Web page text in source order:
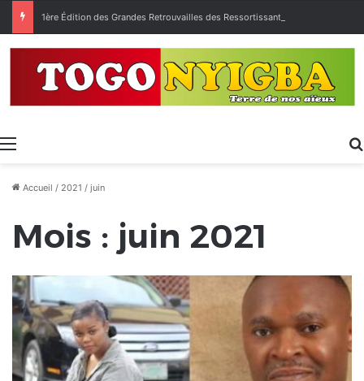
Menu
Accueil / 2021 / juin
Mois : juin 2021